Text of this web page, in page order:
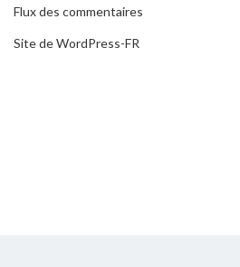
Flux des commentaires
Site de WordPress-FR